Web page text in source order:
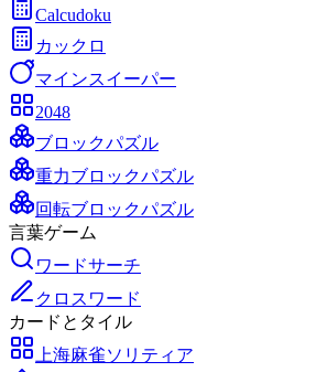
Calcudoku
カックロ
マインスイーパー
2048
ブロックパズル
重力ブロックパズル
回転ブロックパズル
言葉ゲーム
ワードサーチ
クロスワード
カードとタイル
上海麻雀ソリティア